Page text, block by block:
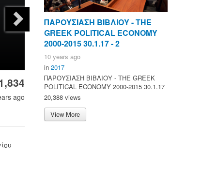
ago
ΠΑΡΟΥΣΙΑΣΗ ΒΙΒΛΙΟΥ - ΤΗΕ
GREEK POLITICAL ECONOMY
2000-2015 30.1.17 - 2
10 years ago
in 2017
ΠΑΡΟΥΣΙΑΣΗ ΒΙΒΛΙΟΥ - ΤΗΕ GREEK
POLITICAL ECONOMY 2000-2015 30.1.17
20,388 views
View More